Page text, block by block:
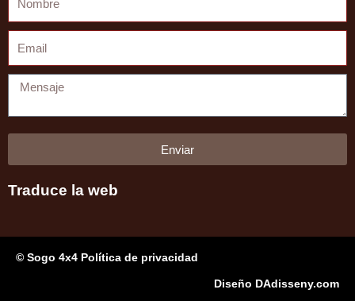
Mensaje
Enviar
Traduce la web
© Sogo 4x4 Política de privacidad
Diseño DAdisseny.com